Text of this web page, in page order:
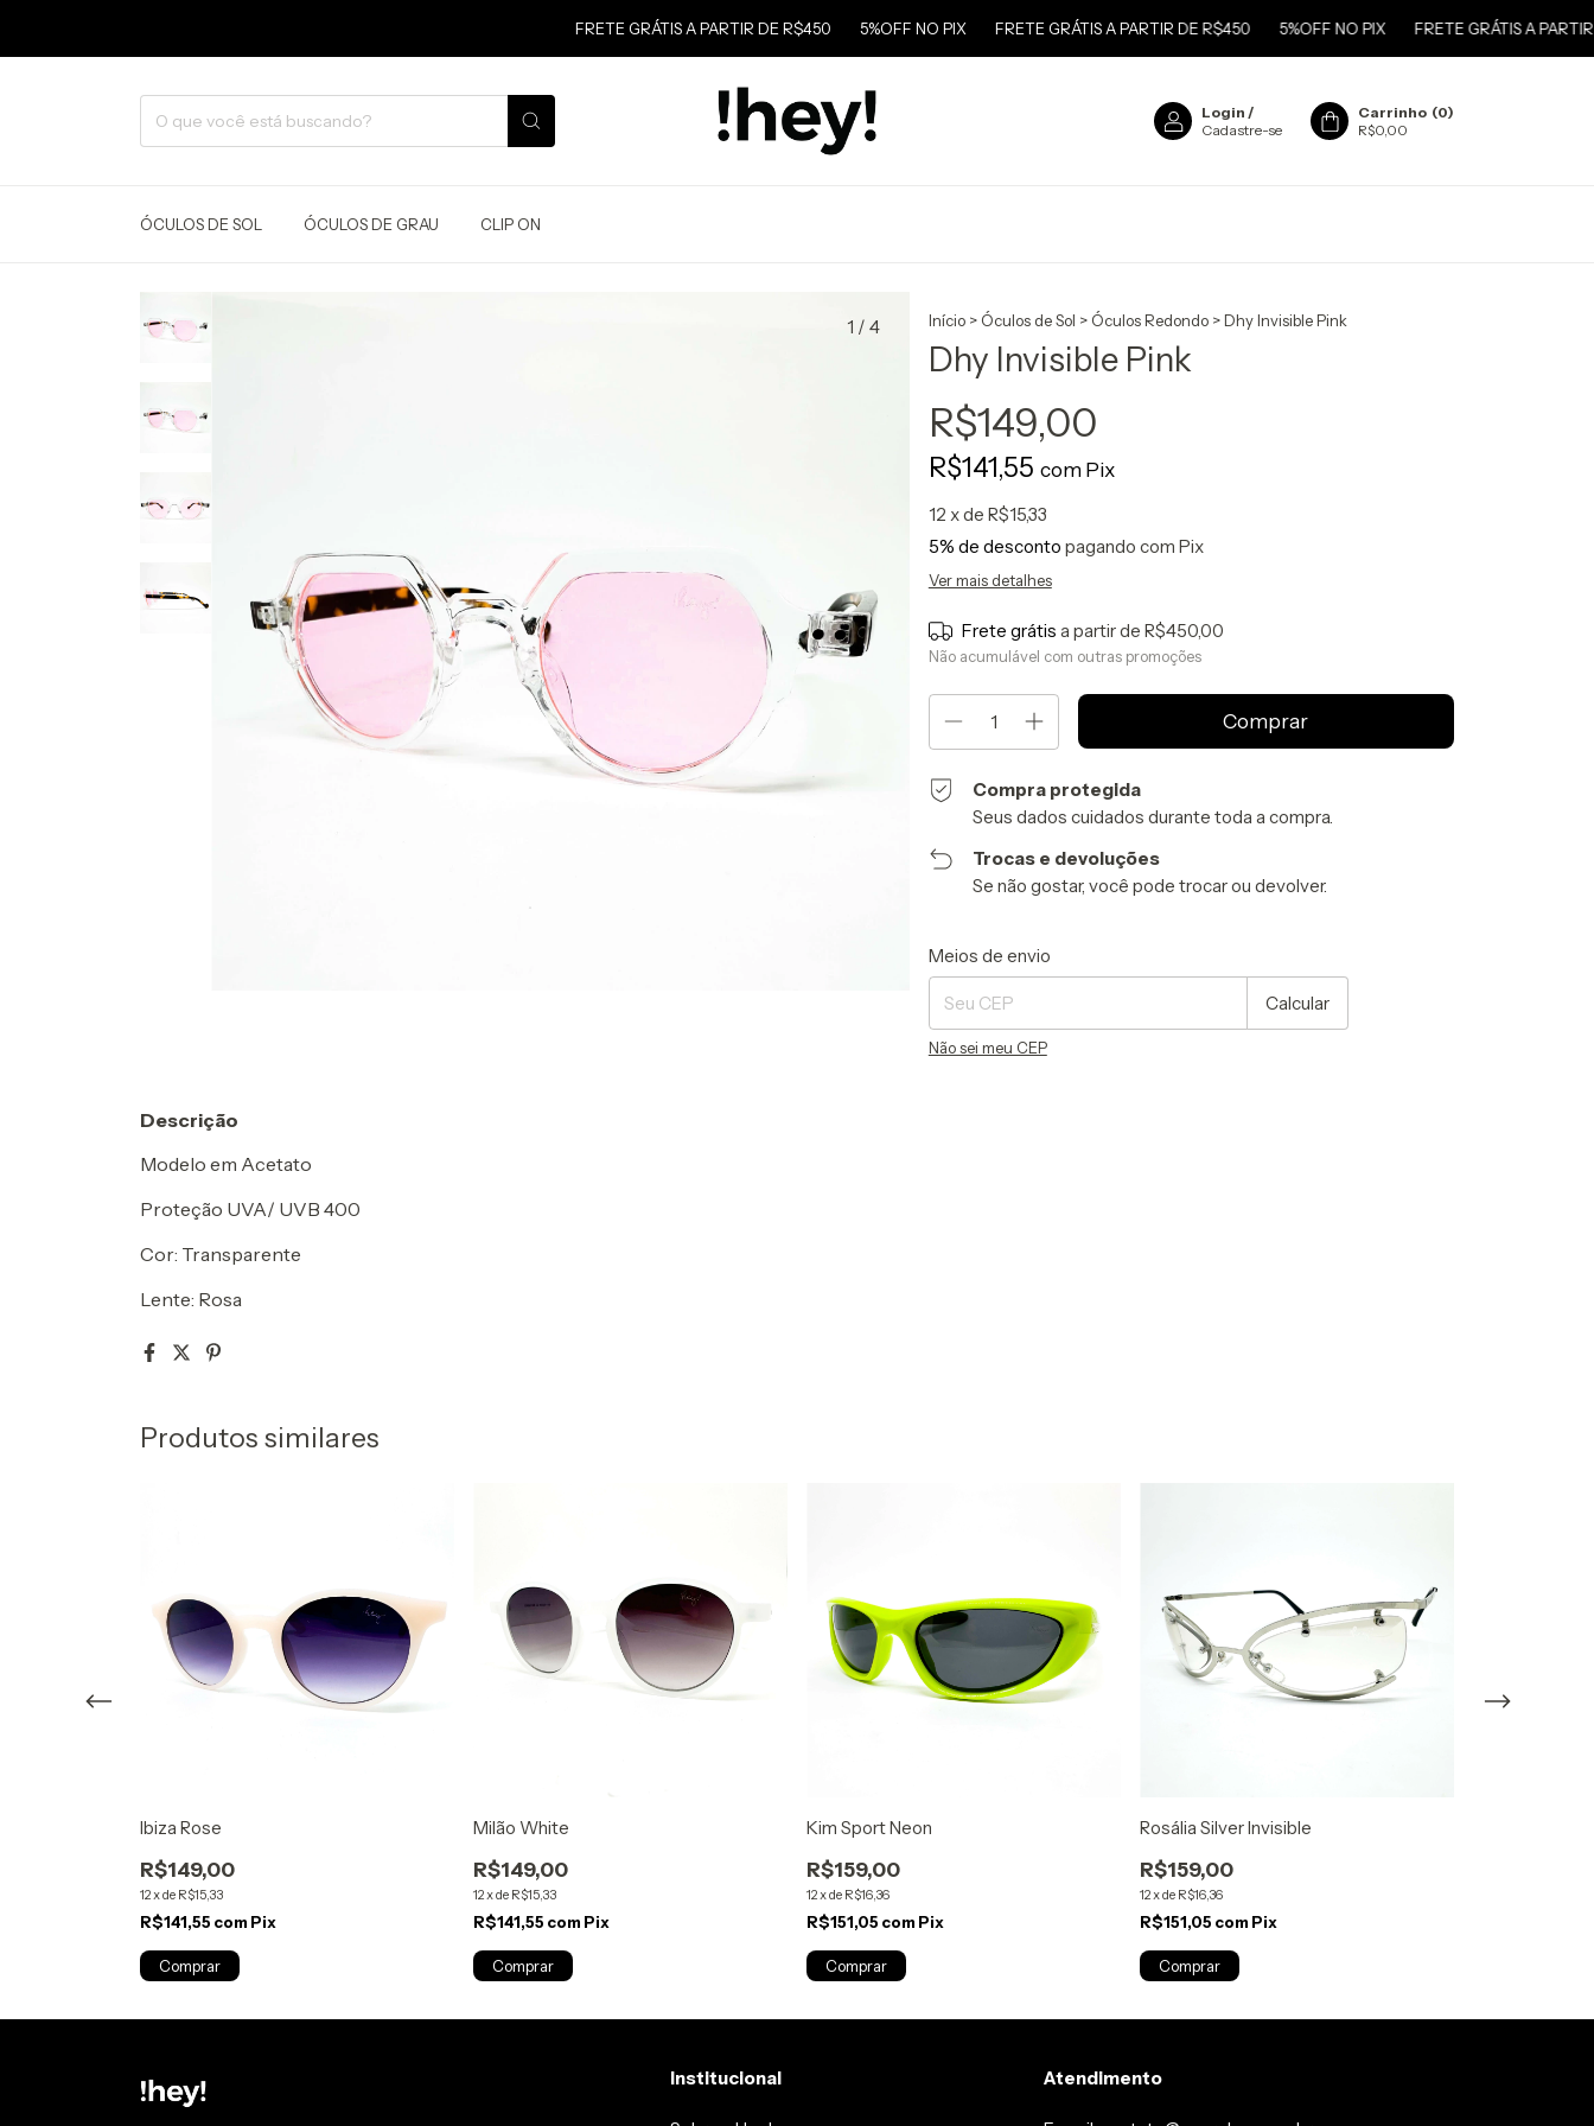
FRETE GRÁTIS A PARTIR DE R$450 5%OFF NO PIX FRETE GRÁTIS A PARTIR DE R$450 5%OFF NO PIX FRETE GRÁTIS A PARTIR DE
Login /
Cadastre-se
Carrinho (0)
R$0,00
ÓCULOS DE SOL ÓCULOS DE GRAU CLIP ON
1 / 4 Início > Óculos de Sol > Óculos Redondo > Dhy Invisible Pink
Dhy Invisible Pink
R$149,00
R$141,55 com Pix
12 x de R$15,33
5% de desconto pagando com Pix
Ver mais detalhes
Frete grátis a partir de R$450,00
Não acumulável com outras promoções
Compra protegida
Seus dados cuidados durante toda a compra.
Trocas e devoluções
Se não gostar, você pode trocar ou devolver.
Entregas para o CEP:
Meios de envio
Calcular
Não sei meu CEP
Descrição
Modelo em Acetato
Proteção UVA/ UVB 400
Cor: Transparente
Lente: Rosa
Produtos similares
Ibiza Rose
R$149,00
12xde R$15,33
R$141,55 com Pix
Milão White
R$149,00
12xde R$15,33
R$141,55 com Pix
Kim Sport Neon
R$159,00
12xde R$16,36
R$151,05 com Pix
Rosália Silver Invisible
R$159,00
12xde R$16,36
R$151,05 com Pix
Institucional Atendimento